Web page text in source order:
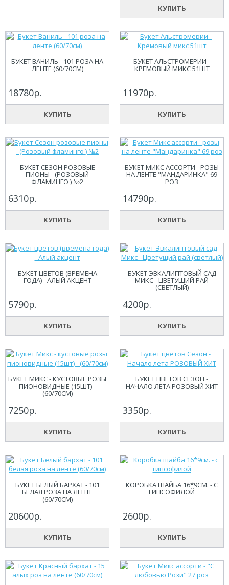
КУПИТЬ
БУКЕТ ВАНИЛЬ - 101 РОЗА НА
ЛЕНТЕ (60/70СМ)
18780р.
КУПИТЬ
БУКЕТ АЛЬСТРОМЕРИИ -
КРЕМОВЫЙ МИКС 51ШТ
11970р.
КУПИТЬ
БУКЕТ СЕЗОН РОЗОВЫЕ
ПИОНЫ - (РОЗОВЫЙ
ФЛАМИНГО ) №2
6310р.
КУПИТЬ
БУКЕТ МИКС АССОРТИ - РОЗЫ
НА ЛЕНТЕ "МАНДАРИНКА" 69
РОЗ
14790р.
КУПИТЬ
БУКЕТ ЦВЕТОВ (ВРЕМЕНА
ГОДА) - АЛЫЙ АКЦЕНТ
5790р.
КУПИТЬ
БУКЕТ ЭВКАЛИПТОВЫЙ САД
МИКС - ЦВЕТУЩИЙ РАЙ
(СВЕТЛЫЙ)
4200р.
КУПИТЬ
БУКЕТ МИКС - КУСТОВЫЕ РОЗЫ
ПИОНОВИДНЫЕ (15ШТ) -
(60/70СМ)
7250р.
КУПИТЬ
БУКЕТ ЦВЕТОВ СЕЗОН -
НАЧАЛО ЛЕТА РОЗОВЫЙ ХИТ
3350р.
КУПИТЬ
БУКЕТ БЕЛЫЙ БАРХАТ - 101
БЕЛАЯ РОЗА НА ЛЕНТЕ
(60/70СМ)
20600р.
КУПИТЬ
КОРОБКА ШАЙБА 16*9СМ. - С
ГИПСОФИЛОЙ
2600р.
КУПИТЬ